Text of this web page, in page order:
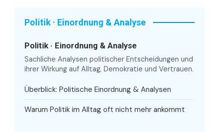
Politik · Einordnung & Analyse
Politik · Einordnung & Analyse
Sachliche Analysen politischer Entscheidungen und
ihrer Wirkung auf Alltag, Demokratie und Vertrauen.
Überblick: Politische Einordnung & Analysen
Warum Politik im Alltag oft nicht mehr ankommt